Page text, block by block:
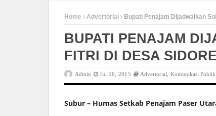
Home Advertorial Bupati Penajam Dijadwalkan
BUPATI PENAJAM
FITRI DI DESA
Admin Jul 16, 2015 Advertorial Komunikasi Publik
Subur – Humas Setkab Penajam Paser